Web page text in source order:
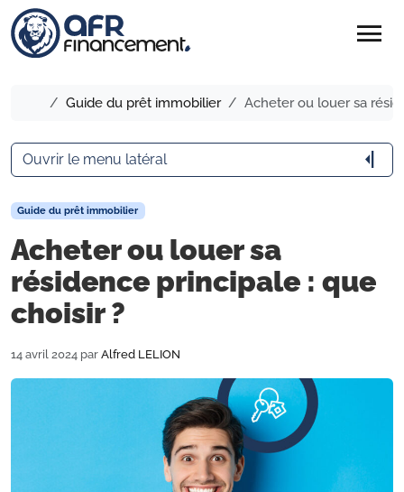
menu
Accueil
Guide du prêt immobilier Acheter ou louer sa
Guide du prêt immobilier
Acheter ou louer sa
résidence principale : que
choisir ?
14 avril 2024 par Alfred LELION
Ouvrir le menu latéral arrow_menu_close